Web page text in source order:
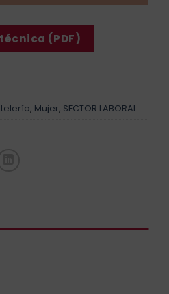
(PDF)
, Mujer, SECTOR LABORAL